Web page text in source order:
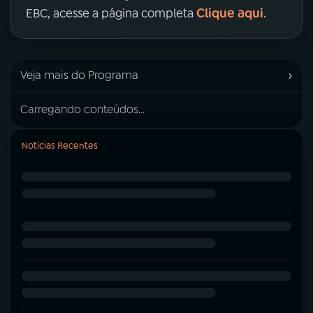
EBC, acesse a página completa Clique aqui.
Veja mais do Programa ›
Carregando conteúdos...
Notícias Recentes